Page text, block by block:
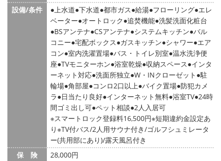
設備/条件
上水道 下水道 都市ガス 給湯 フローリング エレ
ベーター オートロック 追焚機能 洗髪洗面化粧台
BSアンテナ CSアンテナ システムキッチン バル
コニー 宅配ボックス ガスキッチン シャワー エア
コン 室内洗濯置場 バス・トイレ別室 温水洗浄便
座 TVモニターホン 浴室乾燥 収納スペース インタ
ーネット対応 洗面所独立 W・INクローゼット 駐
輪場 角部屋 コンロ2口以上 バイク置場 防犯カメ
ラ
日当たり良好 インターネット無料 浴室TV 24時
間ゴミ出し可 ペット相談 2人入居可
※スマートロック登録料16,500円※短期違約金設定あ
り※TV付バス/2人用サウナ付き/ゴルフシュミレータ
ー(共用部にあり)/露天風呂付き
保 険
28,000円